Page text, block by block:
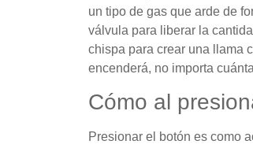
un tipo de gas que arde de
válvula para liberar la
chispa para crear una llama
encenderá, no importa
Cómo al
Presionar el botón es como